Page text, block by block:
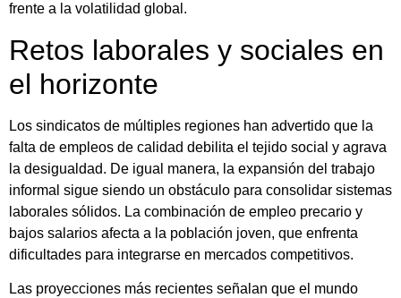
frente a la volatilidad global.
Retos laborales y sociales en
el horizonte
Los sindicatos de múltiples regiones han advertido que la
falta de empleos de calidad debilita el tejido social y agrava
la desigualdad. De igual manera, la expansión del trabajo
informal sigue siendo un obstáculo para consolidar sistemas
laborales sólidos. La combinación de empleo precario y
bajos salarios afecta a la población joven, que enfrenta
dificultades para integrarse en mercados competitivos.
Las proyecciones más recientes señalan que el mundo